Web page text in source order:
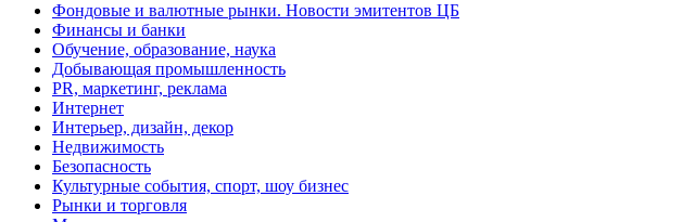
Фондовые и валютные рынки. Новости эмитентов ЦБ
Финансы и банки
Обучение, образование, наука
Добывающая промышленность
PR, маркетинг, реклама
Интернет
Интерьер, дизайн, декор
Недвижимость
Безопасность
Культурные события, спорт, шоу бизнес
Рынки и торговля